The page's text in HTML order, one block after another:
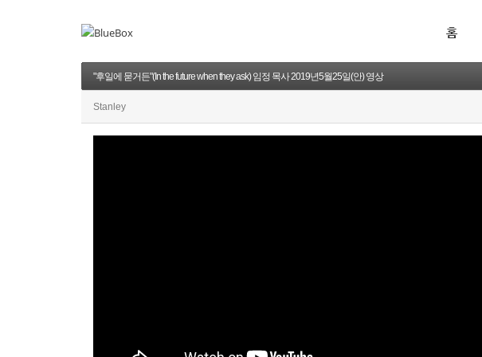
홈
"후일에 묻거든"(In the future when they ask) 임정 목사 2019년5월25일(안) 영상
Stanley